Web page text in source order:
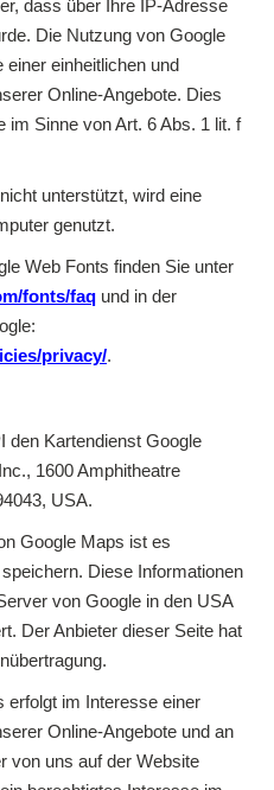
dass über Ihre IP-Adresse
Die Nutzung von Google
einheitlichen und
Online-Angebote. Dies
im Sinne von Art. 6 Abs. 1 lit. f
unterstützt, wird eine
genutzt.
Web Fonts finden Sie unter
fonts/faq und in der
privacy/.
den Kartendienst Google
1600 Amphitheatre
USA.
Google Maps ist es
Diese Informationen
von Google in den USA
Der Anbieter dieser Seite hat
erfolgt im Interesse einer
Online-Angebote und an
von uns auf der Website